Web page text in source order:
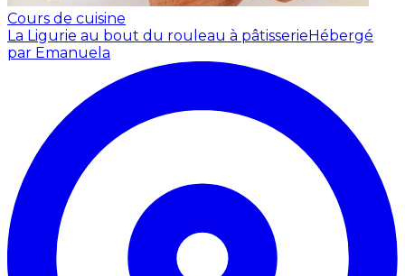
Cours de cuisine
La Ligurie au bout du rouleau à pâtisserieHébergé
par Emanuela